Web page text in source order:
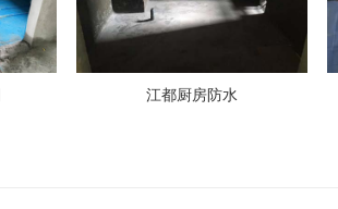
江都厨房防水